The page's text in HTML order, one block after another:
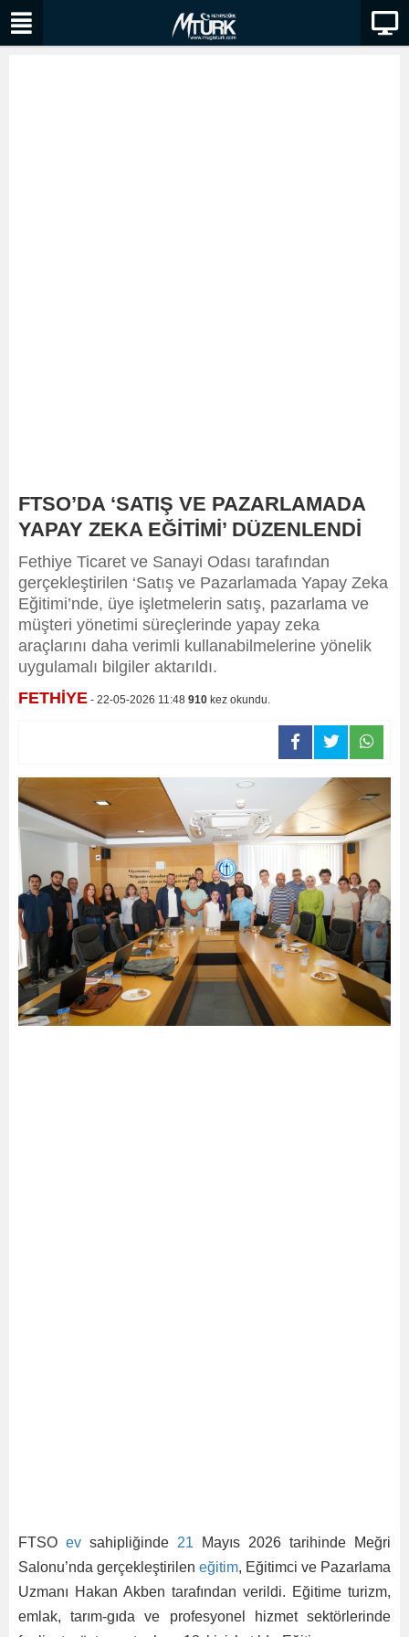
FTSO’DA ‘SATIŞ VE PAZARLAMADA
YAPAY ZEKA EĞİTİMİ’ DÜZENLENDİ
Fethiye Ticaret ve Sanayi Odası tarafından
gerçekleştirilen ‘Satış ve Pazarlamada Yapay Zeka
Eğitimi’nde, üye işletmelerin satış, pazarlama ve
müşteri yönetimi süreçlerinde yapay zeka
araçlarını daha verimli kullanabilmelerine yönelik
uygulamalı bilgiler aktarıldı.
FETHİYE - 22-05-2026 11:48 910 kez okundu.
FTSO ev sahipliğinde 21 Mayıs 2026 tarihinde Meğri
Salonu’nda gerçekleştirilen eğitim, Eğitimci ve Pazarlama
Uzmanı Hakan Akben tarafından verildi. Eğitime turizm,
emlak, tarım-gıda ve profesyonel hizmet sektörlerinde